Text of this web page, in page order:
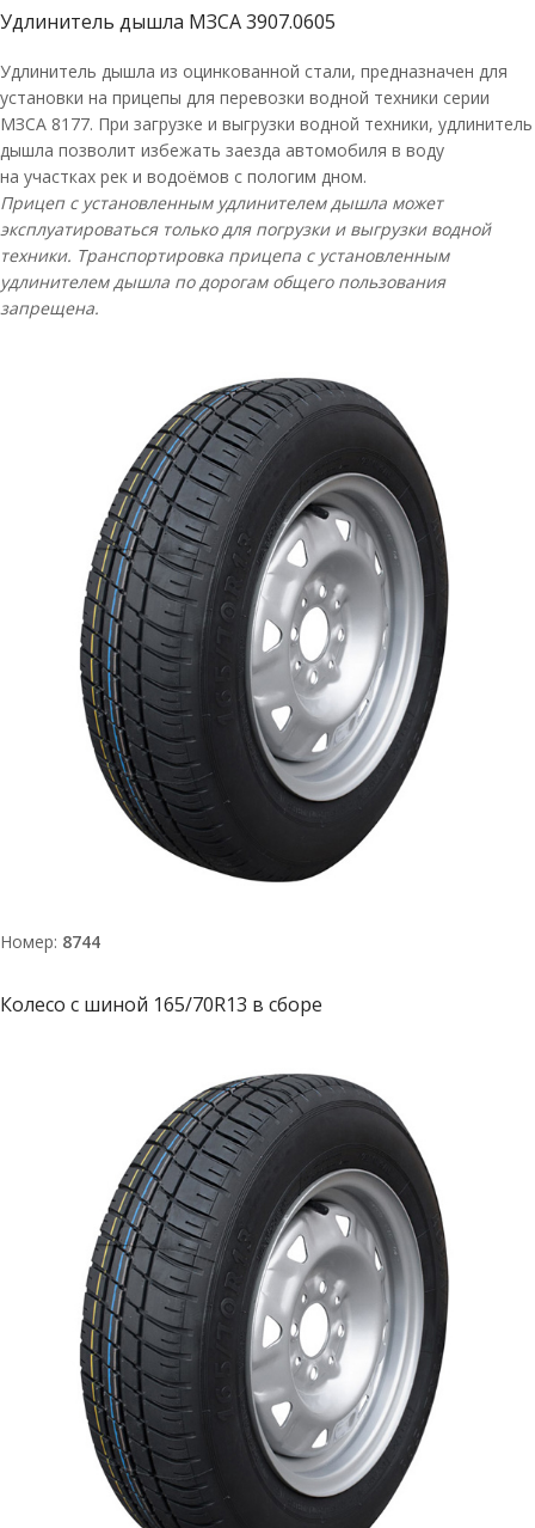
Удлинитель дышла МЗСА 3907.0605
Удлинитель дышла из оцинкованной стали, предназначен для
установки на прицепы для перевозки водной техники серии
МЗСА 8177. При загрузке и выгрузки водной техники, удлинитель
дышла позволит избежать заезда автомобиля в воду
на участках рек и водоёмов с пологим дном.
Прицеп с установленным удлинителем дышла может
эксплуатироваться только для погрузки и выгрузки водной
техники. Транспортировка прицепа с установленным
удлинителем дышла по дорогам общего пользования
запрещена.
Номер: 8744
Колесо с шиной 165/70R13 в сборе